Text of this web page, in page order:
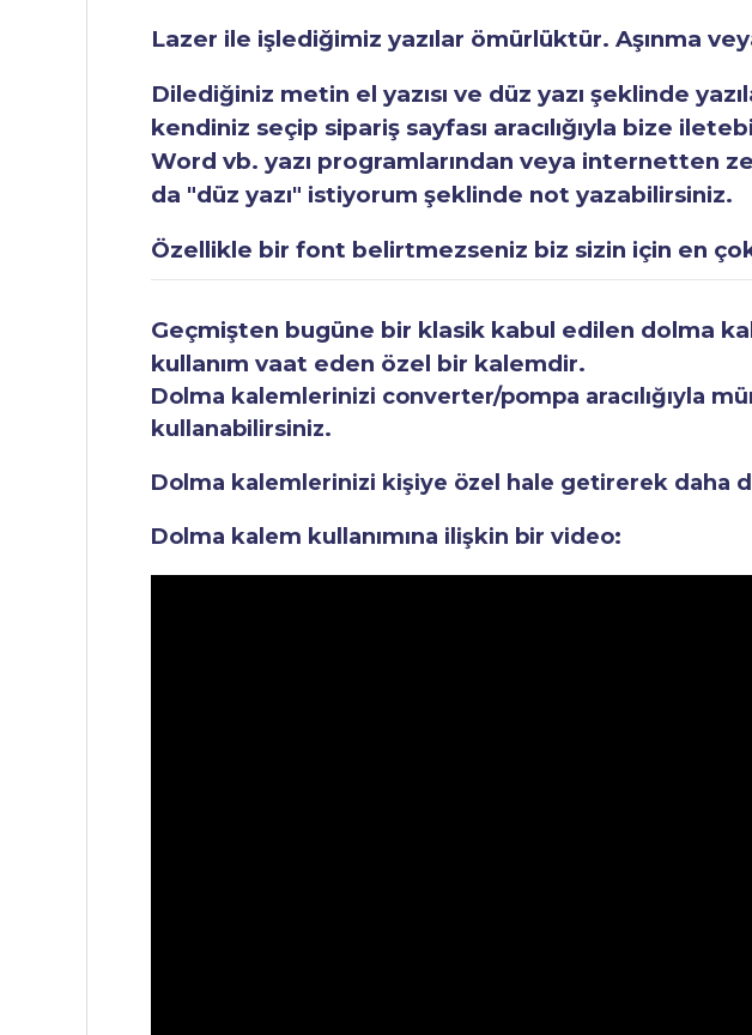
Lazer ile işlediğimiz yazılar ömürlüktür. Aşınma
Dilediğiniz metin el yazısı ve düz yazı şeklinde
kendiniz seçip sipariş sayfası aracılığıyla bize
Word vb. yazı programlarından veya internetten
da "düz yazı" istiyorum şeklinde not yazabilirsiniz.
Özellikle bir font belirtmezseniz biz sizin için en
Geçmişten bugüne bir klasik kabul edilen dolma
kullanım vaat eden özel bir kalemdir.
Dolma kalemlerinizi converter/pompa aracılığıyla
kullanabilirsiniz.
Dolma kalemlerinizi kişiye özel hale getirerek daha
Dolma kalem kullanımına ilişkin bir video: